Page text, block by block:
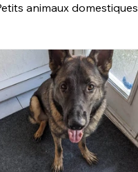
animaux domestiques